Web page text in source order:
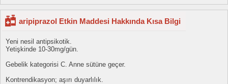
aripiprazol Etkin Maddesi Hakkında Kısa Bilgi
Yeni nesil antipsikotik.
Yetişkinde 10-30mg/gün.
Gebelik kategorisi C. Anne sütüne geçer.
Kontrendikasyon; aşırı duyarlılık.